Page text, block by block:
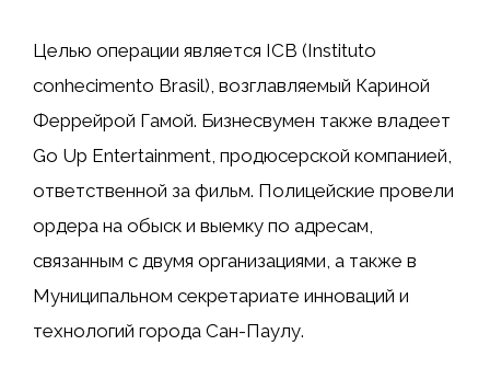
Целью операции является ICB (Instituto
conhecimento Brasil), возглавляемый Кариной
Феррейрой Гамой. Бизнесвумен также владеет
Go Up Entertainment, продюсерской компанией,
ответственной за фильм. Полицейские провели
ордера на обыск и выемку по адресам,
связанным с двумя организациями, а также в
Муниципальном секретариате инноваций и
технологий города Сан-Паулу.